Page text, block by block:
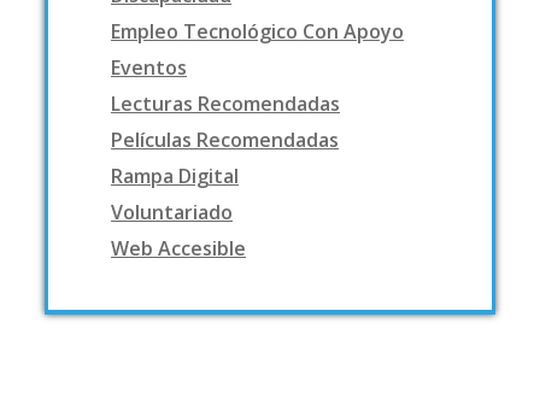
Empleo Tecnológico Con Apoyo
Eventos
Lecturas Recomendadas
Películas Recomendadas
Rampa Digital
Voluntariado
Web Accesible